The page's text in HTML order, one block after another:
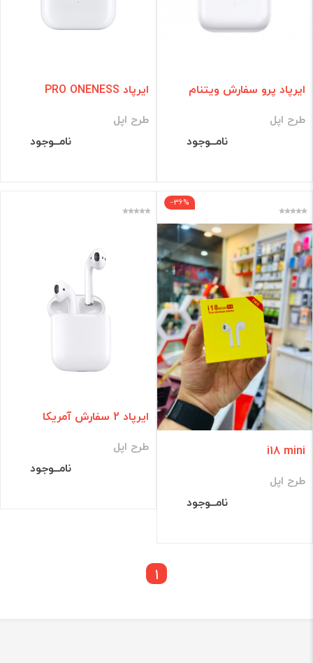
ایرپاد پرو سفارش ویتنام
طرح اپل
نامــوجود
ایرپاد PRO ONENESS
طرح اپل
نامــوجود
‎−36%
i18 mini
طرح اپل
نامــوجود
ایرپاد 2 سفارش آمریکا
طرح اپل
نامــوجود
1